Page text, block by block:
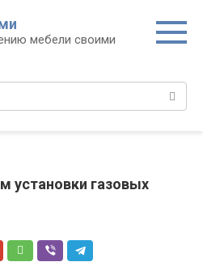
мебели своими
установки газовых